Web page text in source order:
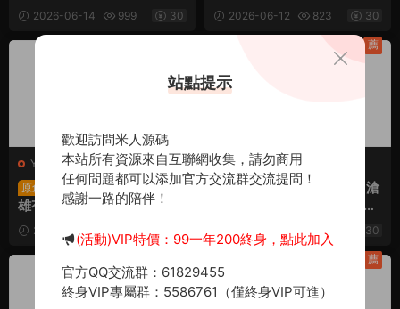
服務端+安卓蘋果雙端+GM
後台+全套源碼+視頻架設教
程
2026-06-14 999 30
務端+安卓蘋果雙端+GM後
台+全套源碼+視頻架設教程
2026-06-12 823 30
Y-英雄沒有閃·手遊服務端
原創
放置RPG刷寶手遊【英
雄有閃S1蝕夢之境三職業代
金券内購修複版】Linux手工
服務端+本地注冊+運維後台
+管理後台+代理後台+CDK
授權後台+安卓蘋果雙端+視
頻架設教程
2026-06-12 1.18k
M-夢幻西遊·手遊服務端
原創 MT3換皮MH【夢回滄
瀾】Linux手工服務端+安卓
蘋果雙端+GM後台+全套源
碼+視頻架設教程
2026-06-09 671 30
薦
薦
站點提示
歡迎訪問米人源碼
本站所有資源來自互聯網收集，請勿商用
任何問題都可以添加官方交流群交流提問！
感謝一路的陪伴！
(活動)VIP特價：99一年200終身，點此加入
官方QQ交流群：61829455
終身VIP專屬群：5586761（僅終身VIP可進）